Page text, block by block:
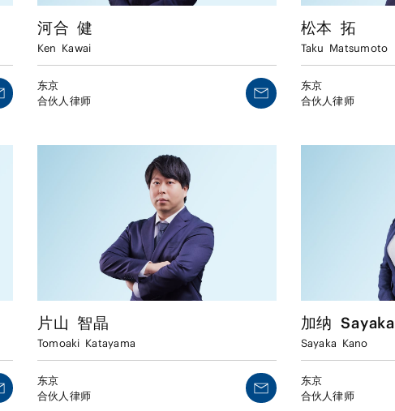
河合 健
Ken Kawai
东京
合伙人律师
松本 拓
Taku Matsumoto
东京
合伙人律师
片山 智晶
Tomoaki Katayama
东京
合伙人律师
加纳 Sayaka
Sayaka Kano
东京
合伙人律师